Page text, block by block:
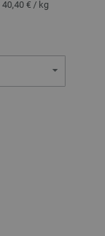
40,40 € / kg